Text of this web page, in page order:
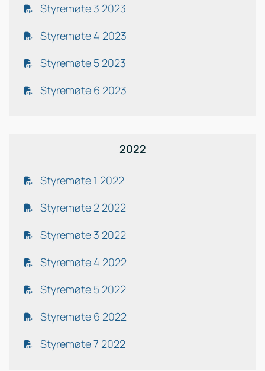
Styremøte 3 2023
Styremøte 4 2023
Styremøte 5 2023
Styremøte 6 2023
2022
Styremøte 1 2022
Styremøte 2 2022
Styremøte 3 2022
Styremøte 4 2022
Styremøte 5 2022
Styremøte 6 2022
Styremøte 7 2022